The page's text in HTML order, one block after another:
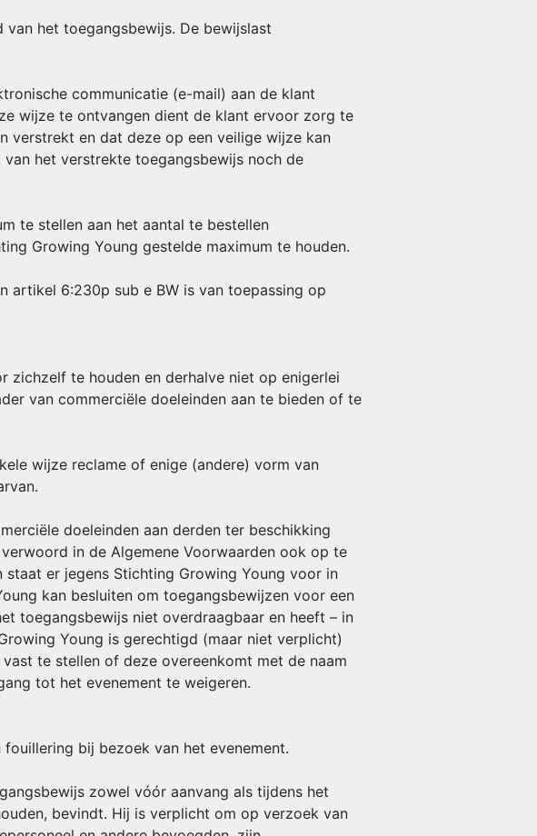
het toegangsbewijs. De bewijslast
communicatie (e-mail) aan de klant
wijze te ontvangen dient de klant ervoor zorg te
verstrekt en dat deze op een veilige wijze kan
het verstrekte toegangsbewijs noch de
te stellen aan het aantal te bestellen
Growing Young gestelde maximum te houden.
artikel 6:230p sub e BW is van toepassing op
zichzelf te houden en derhalve niet op enigerlei
van commerciële doeleinden aan te bieden of te
wijze reclame of enige (andere) vorm van
doeleinden aan derden ter beschikking
in de Algemene Voorwaarden ook op te
er jegens Stichting Growing Young voor in
kan besluiten om toegangsbewijzen voor een
toegangsbewijs niet overdraagbaar en heeft – in
Young is gerechtigd (maar niet verplicht)
te stellen of deze overeenkomt met de naam
tot het evenement te weigeren.
bij bezoek van het evenement.
zowel vóór aanvang als tijdens het
bevindt. Hij is verplicht om op verzoek van